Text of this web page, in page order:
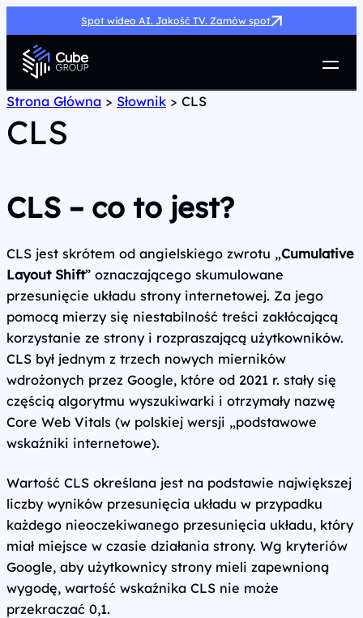
Spot wideo AI. Jakość TV. Zamów spot
Usługi
Jak możemy pomóc
Case Study
O nas
Kariera
Strona Główna > Słownik > CLS
CLS
CLS – co to jest?
CLS jest skrótem od angielskiego zwrotu „Cumulative
Layout Shift” oznaczającego skumulowane
przesunięcie układu strony internetowej. Za jego
pomocą mierzy się niestabilność treści zakłócającą
korzystanie ze strony i rozpraszającą użytkowników.
CLS był jednym z trzech nowych mierników
wdrożonych przez Google, które od 2021 r. stały się
częścią algorytmu wyszukiwarki i otrzymały nazwę
Core Web Vitals (w polskiej wersji „podstawowe
wskaźniki internetowe).
Wartość CLS określana jest na podstawie największej
liczby wyników przesunięcia układu w przypadku
każdego nieoczekiwanego przesunięcia układu, który
miał miejsce w czasie działania strony. Wg kryteriów
Google, aby użytkownicy strony mieli zapewnioną
wygodę, wartość wskaźnika CLS nie może
przekraczać 0,1.